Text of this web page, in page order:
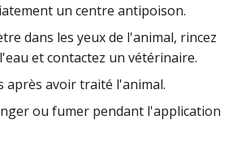
un centre antipoison.
dans les yeux de l'animal, rincez
et contactez un vétérinaire.
après avoir traité l'animal.
ou fumer pendant l'application